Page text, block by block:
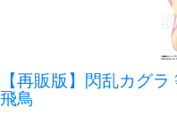
【再販版】閃乱カグ
飛鳥